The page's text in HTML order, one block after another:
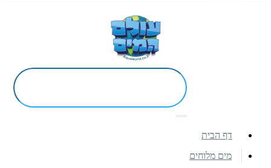
דף הבית
מים מלוחים